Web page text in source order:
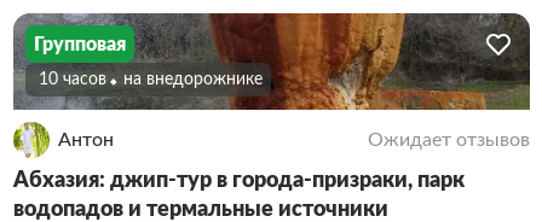
Групповая
10 часов На внедорожнике
Антон Ожидает отзывов
Абхазия: джип-тур в города-призраки, парк
водопадов и термальные источники